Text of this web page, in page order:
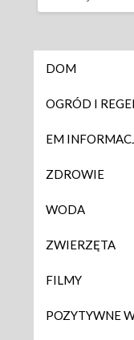
DOM
OGRÓD I
EM
ZDROWIE
WODA
ZWIERZĘTA
FILMY
POZYTYWNE